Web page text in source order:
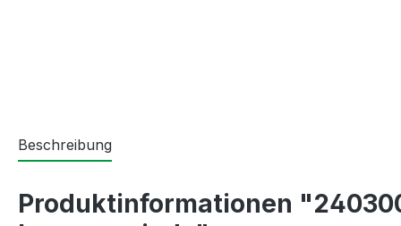
Beschreibung
Produktinformationen